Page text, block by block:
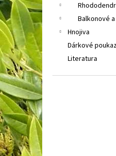
Balkonové
Hnojiva
Dárkové
Literatura